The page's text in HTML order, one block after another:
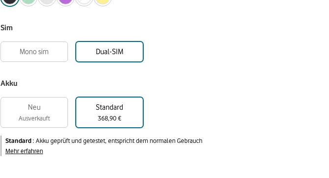
Sim
Mono sim Dual-SIM
Akku
Neu
Ausverkauft
Standard
368,90 €
Standard: Akku geprüft und getestet, entspricht dem normalen Gebrauch
Mehr erfahren